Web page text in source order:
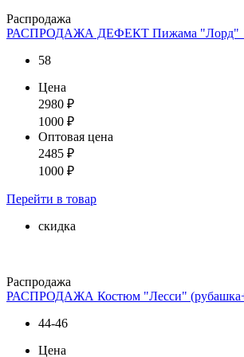
Распродажа
РАСПРОДАЖА ДЕФЕКТ Пижама
58
Цена
2980 ₽
1000 ₽
Оптовая цена
2485 ₽
1000 ₽
Перейти в товар
скидка
Распродажа
РАСПРОДАЖА Костюм "Лесси"
44-46
Цена